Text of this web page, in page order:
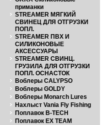
приманки
STREAMER МЯГКИЙ
СВИНЕЦ ДЛЯ ОТГРУЗКИ
ПОПЛ.
STREAMER ПВХ И
СИЛИКОНОВЫЕ
АКСЕССУАРЫ
STREAMER СВИНЦ.
ГРУЗИЛА ДЛЯ ОТГРУЗКИ
ПОПЛ. ОСНАСТОК
Воблеры CALYPSO
Воблеры GOLDY
Воблеры Monarch Lures
Нахлыст Vania Fly Fishing
Поплавок B-TECH
Поплавок EX TEAM